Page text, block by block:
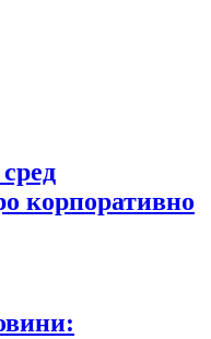
корпоративно